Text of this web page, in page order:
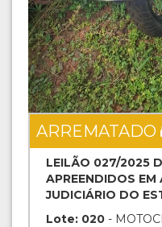
ARREMATADO
LEILÃO 027/2025
APREENDIDOS EM
JUDICIÁRIO DO
Lote: 020 -